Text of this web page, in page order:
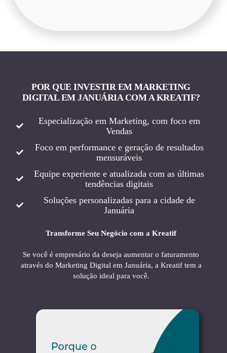
POR QUE INVESTIR EM MARKETING
DIGITAL EM JANUÁRIA COM A KREATIF?
Especialização em Marketing, com foco em
Vendas
Foco em performance e geração de resultados
mensuráveis
Equipe experiente e atualizada com as últimas
tendências digitais
Soluções personalizadas para a cidade de
Januária
Transforme Seu Negócio com a Kreatif
Se você é empresário da deseja aumentar o faturamento
através do Marketing Digital em Januária, a Kreatif tem a
solução ideal para você.